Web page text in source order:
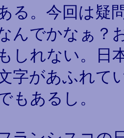
る。今回は疑
んでかなぁ？
しれない。日
字があふれて
もあるし。